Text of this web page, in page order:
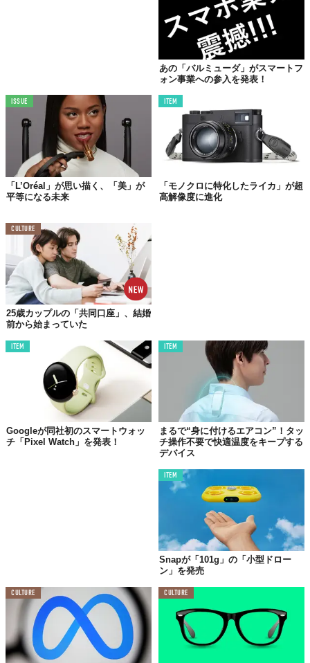
この世界は、もっと広いはずだ。
あの「バルミューダ」がスマートフ
ォン事業への参入を発表！
ISSUE
「L’Oréal」が思い描く、「美」が
平等になる未来
ITEM
「モノクロに特化したライカ」が超
高解像度に進化
CULTURE
25歳カップルの「共同口座」、結婚
前から始まっていた
ITEM
Googleが同社初のスマートウォッ
チ「Pixel Watch」を発表！
ITEM
まるで“身に付けるエアコン”！タッ
チ操作不要で快適温度をキープする
デバイス
ITEM
Snapが「101g」の「小型ドロー
ン」を発売
CULTURE CULTURE